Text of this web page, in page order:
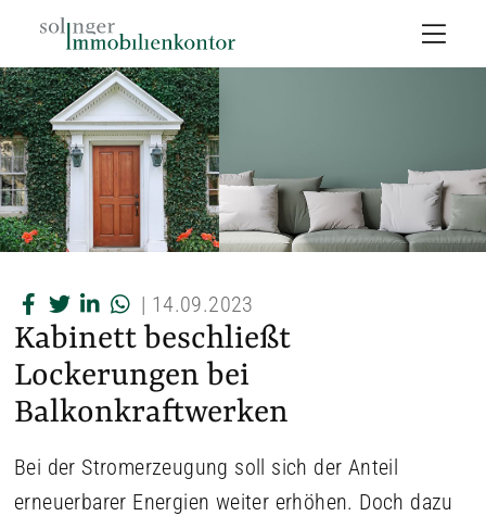
| 14.09.2023
Kabinett beschließt
Lockerungen bei
Balkonkraftwerken
Bei der Stromerzeugung soll sich der Anteil
erneuerbarer Energien weiter erhöhen. Doch dazu